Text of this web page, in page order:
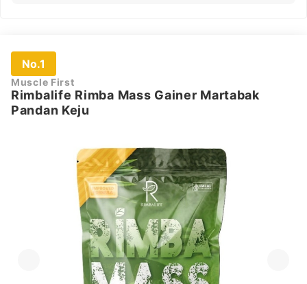
No.1
Muscle First
Rimbalife Rimba Mass Gainer Martabak
Pandan Keju